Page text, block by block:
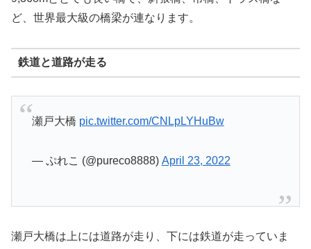
ど、世界最大級の橋梁が連なります。
鉄道と道路が走る
瀬戸大橋 pic.twitter.com/CNLpLYHuBw
— ぷれこ (@pureco8888) April 23, 2022
瀬戸大橋は上には道路が走り、下には鉄道が走っていま